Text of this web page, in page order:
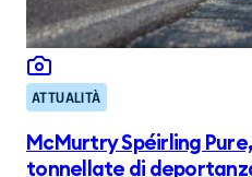
ATTUALITÀ
McMurtry Spéirling
tonnellate di